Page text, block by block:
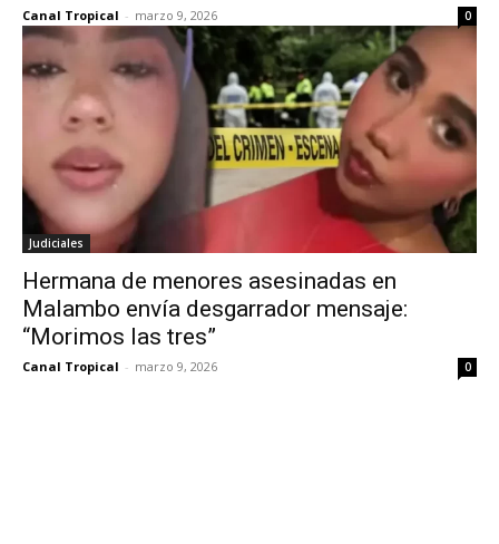
Canal Tropical - marzo 9, 2026 0
Judiciales
Hermana de menores asesinadas en
Malambo envía desgarrador mensaje:
“Morimos las tres”
Canal Tropical - marzo 9, 2026 0